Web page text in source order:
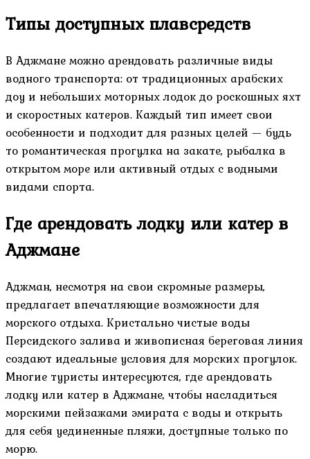
Типы доступных плавсредств
В Аджмане можно арендовать различные виды
водного транспорта: от традиционных арабских
доу и небольших моторных лодок до роскошных яхт
и скоростных катеров. Каждый тип имеет свои
особенности и подходит для разных целей — будь
то романтическая прогулка на закате, рыбалка в
открытом море или активный отдых с водными
видами спорта.
Где арендовать лодку или катер в
Аджмане
Аджман, несмотря на свои скромные размеры,
предлагает впечатляющие возможности для
морского отдыха. Кристально чистые воды
Персидского залива и живописная береговая линия
создают идеальные условия для морских прогулок.
Многие туристы интересуются, где арендовать
лодку или катер в Аджмане, чтобы насладиться
морскими пейзажами эмирата с воды и открыть
для себя уединенные пляжи, доступные только по
морю.